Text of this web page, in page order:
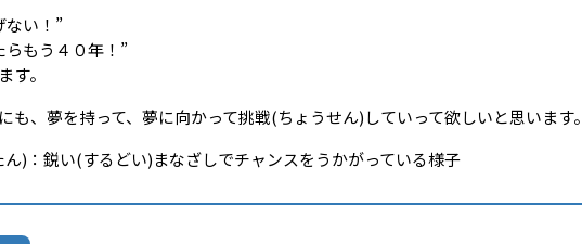
ない！”
もう４０年！”
す。
も、夢を持って、夢に向かって挑戦(ちょうせん)していって欲しいと思います。
)：鋭い(するどい)まなざしでチャンスをうかがっている様子